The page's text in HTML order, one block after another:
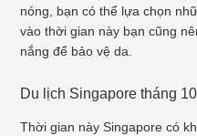
nóng, bạn có thể lựa chọn
vào thời gian này bạn cũng
nắng để bảo vệ da.
Du lịch Singapore tháng 10
Thời gian này Singapore có